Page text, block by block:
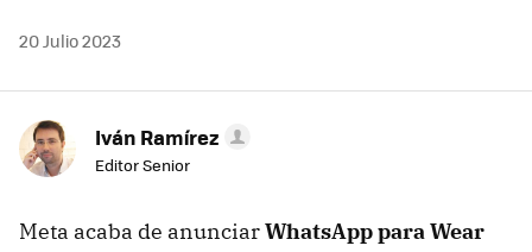
20 Julio 2023
Iván Ramírez
Editor Senior
Meta acaba de anunciarWhatsApp para Wear